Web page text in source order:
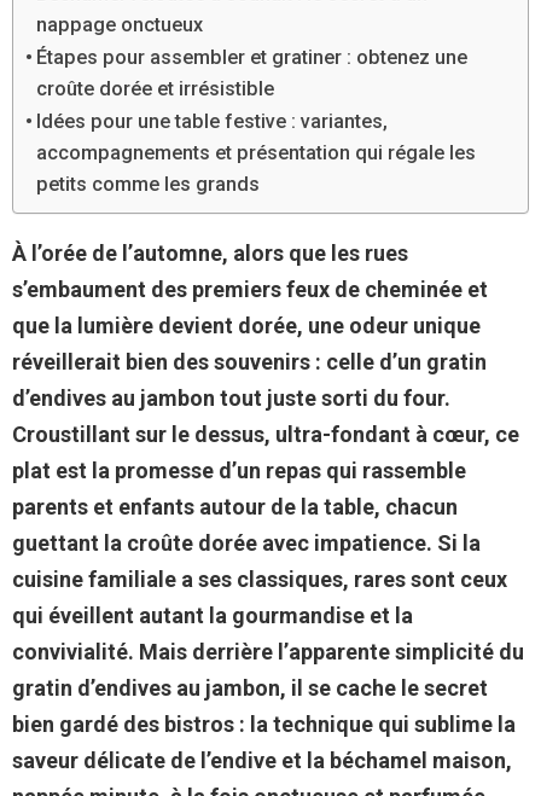
nappage onctueux
Étapes pour assembler et gratiner : obtenez une
croûte dorée et irrésistible
Idées pour une table festive : variantes,
accompagnements et présentation qui régale les
petits comme les grands
À l’orée de l’automne, alors que les rues
s’embaument des premiers feux de cheminée et
que la lumière devient dorée, une odeur unique
réveillerait bien des souvenirs : celle d’un gratin
d’endives au jambon tout juste sorti du four.
Croustillant sur le dessus, ultra-fondant à cœur, ce
plat est la promesse d’un repas qui rassemble
parents et enfants autour de la table, chacun
guettant la croûte dorée avec impatience. Si la
cuisine familiale a ses classiques, rares sont ceux
qui éveillent autant la gourmandise et la
convivialité. Mais derrière l’apparente simplicité du
gratin d’endives au jambon, il se cache le secret
bien gardé des bistros : la technique qui sublime la
saveur délicate de l’endive et la béchamel maison,